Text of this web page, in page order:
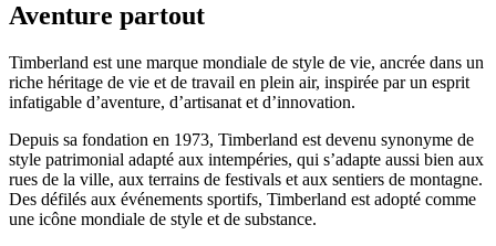
Aventure partout
Timberland est une marque mondiale de style de vie, ancrée dans un
riche héritage de vie et de travail en plein air, inspirée par un esprit
infatigable d’aventure, d’artisanat et d’innovation.
Depuis sa fondation en 1973, Timberland est devenu synonyme de
style patrimonial adapté aux intempéries, qui s’adapte aussi bien aux
rues de la ville, aux terrains de festivals et aux sentiers de montagne.
Des défilés aux événements sportifs, Timberland est adopté comme
une icône mondiale de style et de substance.